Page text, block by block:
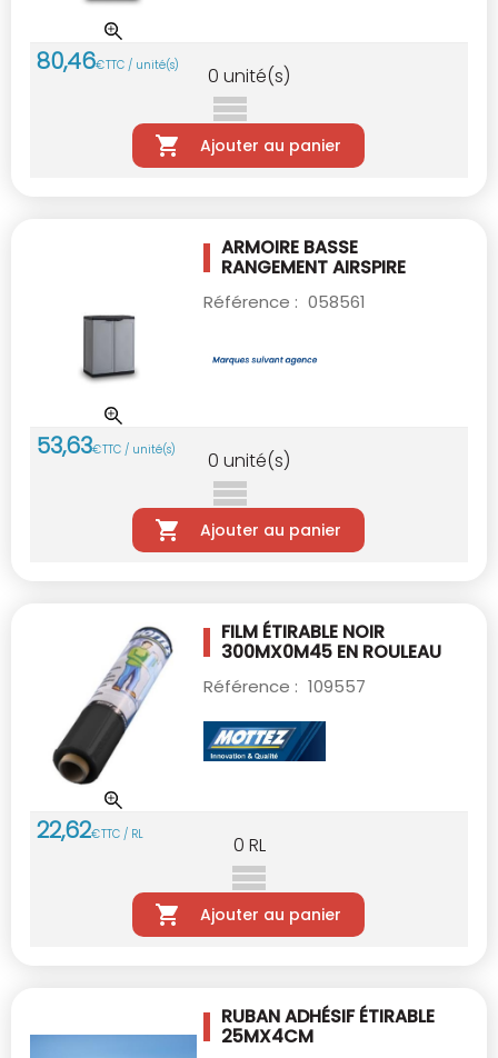
80,46€TTC / unité(s) 0 unité(s)
Ajouter au panier
ARMOIRE BASSE
RANGEMENT AIRSPIRE
Référence : 058561
53,63€TTC / unité(s) 0 unité(s)
Ajouter au panier
FILM ÉTIRABLE NOIR
300MX0M45 EN ROULEAU
Référence : 109557
22,62€TTC / RL 0 RL
Ajouter au panier
RUBAN ADHÉSIF ÉTIRABLE
25MX4CM